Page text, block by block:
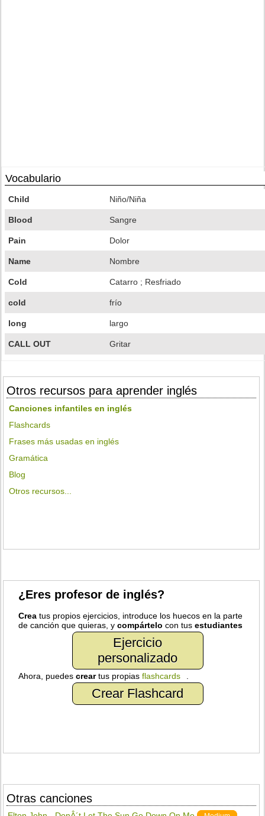
Vocabulario
Child Niño/Niña
Blood Sangre
Pain Dolor
Name Nombre
Cold Catarro ; Resfriado
cold frío
long largo
CALL OUT Gritar
Otros recursos para aprender inglés
Canciones infantiles en inglés
Flashcards
Frases más usadas en inglés
Gramática
Blog
Otros recursos...
¿Eres profesor de inglés?
Crea tus propios ejercicios, introduce los huecos en la parte
de canción que quieras, ycompártelo con tusestudiantes
Ejercicio
personalizado
Ahora, puedescreartus propiasflashcards
Crear Flashcard
Otras canciones